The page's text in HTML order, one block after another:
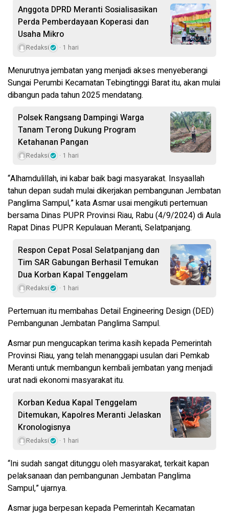
Anggota DPRD Meranti Sosialisasikan
Perda Pemberdayaan Koperasi dan
Usaha Mikro
Redaksi 1 hari
Menurutnya jembatan yang menjadi akses menyeberangi
Sungai Perumbi Kecamatan Tebingtinggi Barat itu, akan mulai
dibangun pada tahun 2025 mendatang.
Polsek Rangsang Dampingi Warga
Tanam Terong Dukung Program
Ketahanan Pangan
Redaksi 1 hari
“Alhamdulillah, ini kabar baik bagi masyarakat. Insyaallah
tahun depan sudah mulai dikerjakan pembangunan Jembatan
Panglima Sampul,” kata Asmar usai mengikuti pertemuan
bersama Dinas PUPR Provinsi Riau, Rabu (4/9/2024) di Aula
Rapat Dinas PUPR Kepulauan Meranti, Selatpanjang.
Respon Cepat Posal Selatpanjang dan
Tim SAR Gabungan Berhasil Temukan
Dua Korban Kapal Tenggelam
Redaksi 1 hari
Pertemuan itu membahas Detail Engineering Design (DED)
Pembangunan Jembatan Panglima Sampul.
Asmar pun mengucapkan terima kasih kepada Pemerintah
Provinsi Riau, yang telah menanggapi usulan dari Pemkab
Meranti untuk membangun kembali jembatan yang menjadi
urat nadi ekonomi masyarakat itu.
Korban Kedua Kapal Tenggelam
Ditemukan, Kapolres Meranti Jelaskan
Kronologisnya
Redaksi 1 hari
“Ini sudah sangat ditunggu oleh masyarakat, terkait kapan
pelaksanaan dan pembangunan Jembatan Panglima
Sampul,” ujarnya.
Asmar juga berpesan kepada Pemerintah Kecamatan